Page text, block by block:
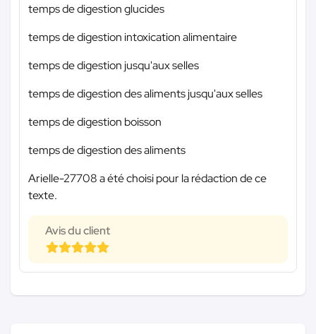
temps de digestion glucides
temps de digestion intoxication alimentaire
temps de digestion jusqu'aux selles
temps de digestion des aliments jusqu'aux selles
temps de digestion boisson
temps de digestion des aliments
Arielle-27708 a été choisi pour la rédaction de ce
texte.
Avis du client